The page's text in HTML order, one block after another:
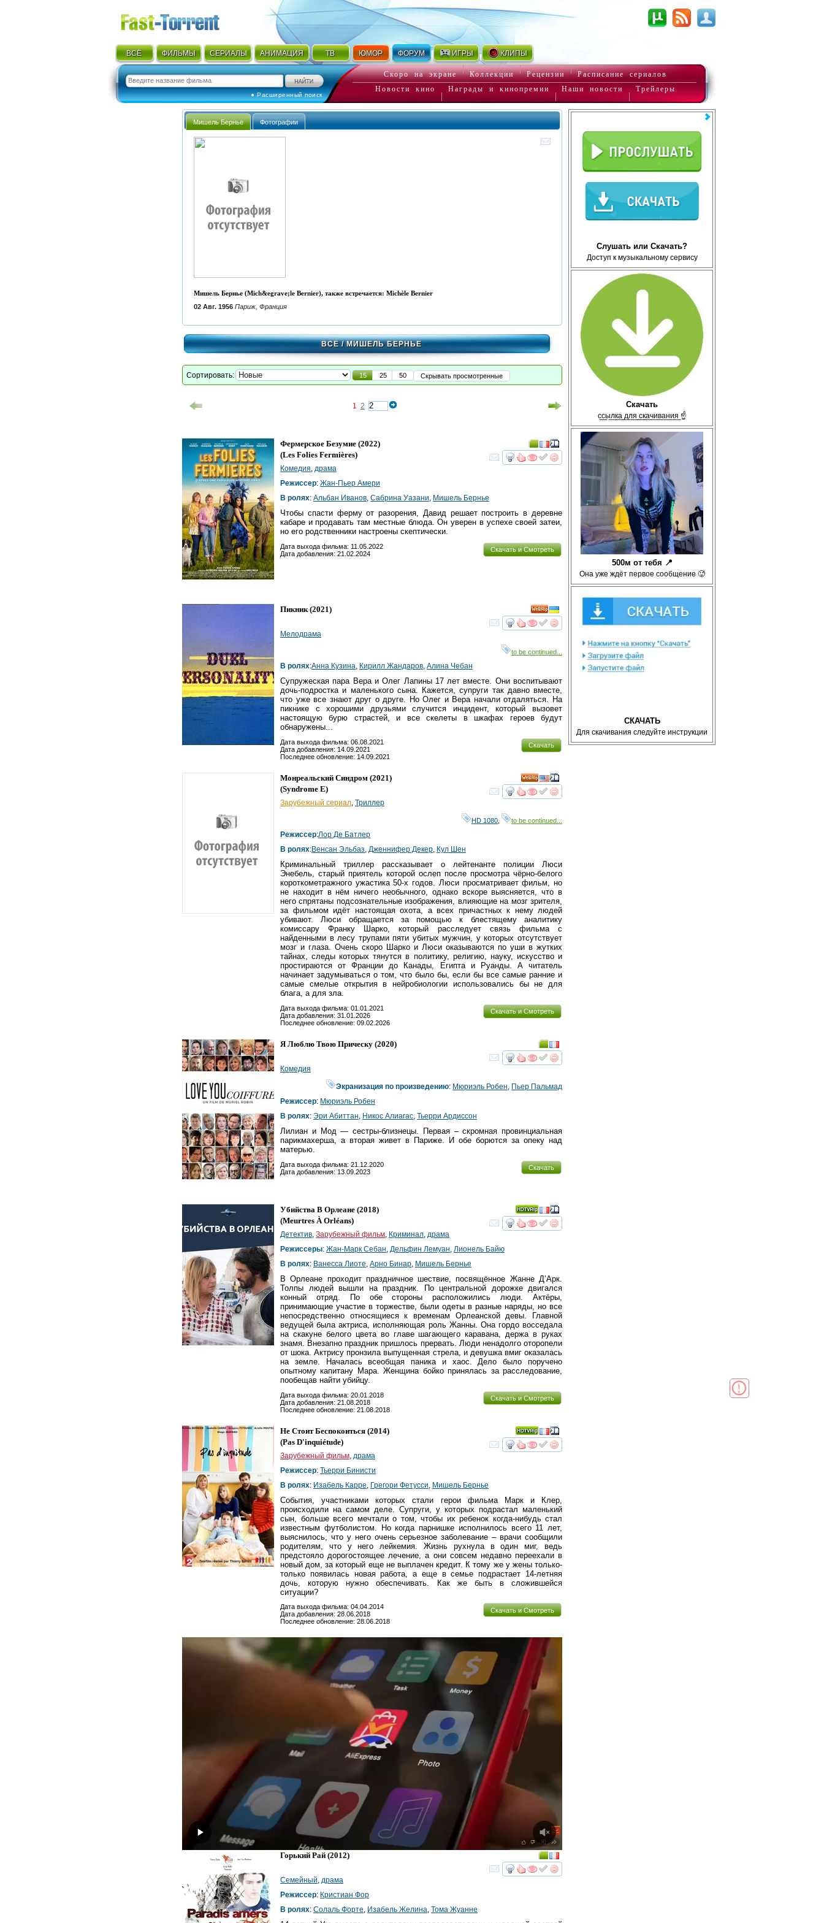
ВСЁ ФИЛЬМЫ СЕРИАЛЫ АНИМАЦИЯ ТВ ЮМОР ФОРУМ ИГРЫ КЛИПЫ
● Расширенный поиск
Скоро на экране Коллекции Рецензии
Расписание сериалов
Новости кино
Награды и кинопремии Наши новости Трейлеры
Слушать или Скачать?
Доступ к музыкальному сервису
Скачать
с̲с̲ы̲л̲к̲а̲ ̲д̲л̲я̲ ̲с̲к̲а̲ч̲и̲в̲а̲н̲и̲я̲ ☝
500м от тебя 📍
Она уже ждёт первое сообщение 🥵
СКАЧАТЬ
Для скачивания следуйте инструкции
Мишель Бернье Фотографии
Мишель Бернье (Mich&egrave;le Bernier), также встречается: Michèle Bernier
02 Авг. 1956 Париж, Франция
ВСЁ/ МИШЕЛЬ БЕРНЬЕ
Сортировать: 15 25 50 Скрывать просмотренные
1 2
смотретьинтересует
Фермерское Безумие (2022)
(Les Folies Fermières)
Комедия, драма
Режиссер: Жан-Пьер Амери
В ролях: Альбан Иванов, Сабрина Уазани, Мишель Бернье
Чтобы спасти ферму от разорения, Давид решает построить в деревне
кабаре и продавать там местные блюда. Он уверен в успехе своей затеи,
но его родственники настроены скептически.
Скачать и Смотреть
Дата выхода фильма: 11.05.2022
Дата добавления: 21.02.2024
смотретьинтересует
Пикник(2021)
Мелодрама
to be continued...
В ролях:Анна Кузина, Кирилл Жандаров, Алина Чебан
Супружеская пара Вера и Олег Лапины 17 лет вместе. Они воспитывают
дочь-подростка и маленького сына. Кажется, супруги так давно вместе,
что уже все знают друг о друге. Но Олег и Вера начали отдаляться. На
пикнике с хорошими друзьями случится инцидент, который вызовет
настоящую бурю страстей, и все скелеты в шкафах героев будут
обнаружены...
Скачать
Дата выхода фильма: 06.08.2021
Дата добавления: 14.09.2021
Последнее обновление: 14.09.2021
смотретьинтересует
Монреальский Синдром (2021)
(Syndrome E)
Зарубежный сериал, Триллер
HD 1080 to be continued...
Режиссер:Лор Де Батлер
В ролях:Венсан Эльбаз, Дженнифер Декер, Кул Шен
Криминальный триллер рассказывает о лейтенанте полиции Люси
Энебель, старый приятель которой ослеп после просмотра чёрно-белого
короткометражного ужастика 50-х годов. Люси просматривает фильм, но
не находит в нём ничего необычного, однако вскоре выясняется, что в
него спрятаны подсознательные изображения, влияющие на мозг зрителя,
за фильмом идёт настоящая охота, а всех причастных к нему людей
убивают. Люси обращается за помощью к блестящему аналитику
комиссару Франку Шарко, который расследует связь фильма с
найденными в лесу трупами пяти убитых мужчин, у которых отсутствует
мозг и глаза. Очень скоро Шарко и Люси оказываются по уши в жутких
тайнах, следы которых тянутся в политику, религию, науку, искусство и
простираются от Франции до Канады, Египта и Руанды. А читатель
начинает задумываться о том, что было бы, если бы все самые ранние и
самые смелые открытия в нейробиологии использовались бы не для
блага, а для зла.
Скачать и Смотреть
Дата выхода фильма: 01.01.2021
Дата добавления: 31.01.2026
Последнее обновление: 09.02.2026
смотретьинтересует
Я Люблю Твою Прическу (2020)
Комедия
Экранизация по произведению: Мюриэль Робен Пьер Пальмад
Режиссер: Мюриэль Робен
В ролях: Эри Абиттан Никос Алиагас Тьерри Ардиссон
Лилиан и Мод — сестры-близнецы. Первая – скромная провинциальная
парикмахерша, а вторая живет в Париже. И обе борются за опеку над
матерью.
Скачать
Дата выхода фильма: 21.12.2020
Дата добавления: 13.09.2023
смотретьинтересует
Убийства В Орлеане (2018)
(Meurtres À Orléans)
Детектив Зарубежный фильм Криминал драма
Режиссеры: Жан-Марк Себан Дельфин Лемуан Лионель Байю
В ролях: Ванесса Лиоте Арно Бинар Мишель Бернье
В Орлеане проходит праздничное шествие, посвящённое Жанне Д’Арк.
Толпы людей вышли на праздник. По центральной дорожке двигался
конный отряд. По обе стороны расположились люди. Актёры,
принимающие участие в торжестве, были одеты в разные наряды, но все
непосредственно относящиеся к временам Орлеанской девы. Главной
ведущей была актриса, исполняющая роль Жанны. Она гордо восседала
на скакуне белого цвета во главе шагающего каравана, держа в руках
знамя. Внезапно праздник пришлось прервать. Люди ненадолго оторопели
от шока. Актрису пронзила выпущенная стрела, и девушка вмиг оказалась
на земле. Началась всеобщая паника и хаос. Дело было поручено
опытному капитану Мара. Женщина бойко принялась за расследование,
пообещав найти убийцу.
Скачать и Смотреть
Дата выхода фильма: 20.01.2018
Дата добавления: 21.08.2018
Последнее обновление: 21.08.2018
смотретьинтересует
Не Стоит Беспокоиться (2014)
(Pas D'inquiétude)
Зарубежный фильм драма
Режиссер: Тьерри Бинисти
В ролях: Изабель Карре Грегори Фетусси Мишель Бернье
События, участниками которых стали герои фильма Марк и Клер,
происходили на самом деле. Супруги, у которых подрастал маленький
сын, больше всего мечтали о том, чтобы их ребенок когда-нибудь стал
известным футболистом. Но когда парнишке исполнилось всего 11 лет,
выяснилось, что у него очень серьезное заболевание – врачи сообщили
родителям, что у него лейкемия. Жизнь рухнула в один миг, ведь
предстояло дорогостоящее лечение, а они совсем недавно переехали в
новый дом, за который еще не выплачен кредит. К тому же у жены только-
только появилась новая работа, а еще в семье подрастает 14-летняя
дочь, которую нужно обеспечивать. Как же быть в сложившейся
ситуации?
Скачать и Смотреть
Дата выхода фильма: 04.04.2014
Дата добавления: 28.06.2018
Последнее обновление: 28.06.2018
смотретьинтересует
Горький Рай (2012)
Семейный, драма
Режиссер: Кристиан Фор
В ролях: Солаль Форте, Изабель Желина, Тома Жуанне